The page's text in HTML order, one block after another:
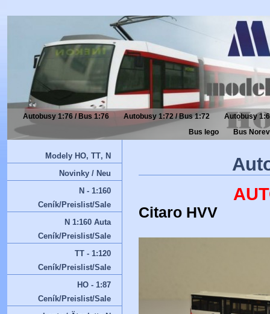
Autobusy
Autobusy 1:72 / Bus 1:72
Autobusy 1:76 / Bus 1:76
Bus Norev
Bus lego
Citaro HVV
Modely HO‚ TT‚ N
Novinky / Neu
N - 1:160
Ceník/Preislist/Sale
N 1:160 Auta
Ceník/Preislist/Sale
TT - 1:120
Ceník/Preislist/Sale
HO - 1:87
Ceník/Preislist/Sale